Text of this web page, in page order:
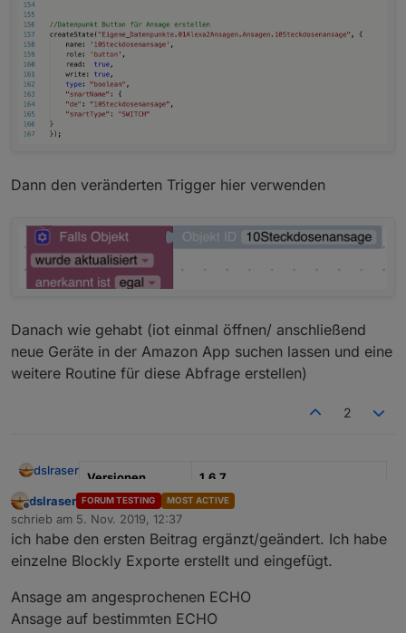
Dann den veränderten Trigger hier verwenden
Danach wie gehabt (iot einmal öffnen/ anschließend
neue Geräte in der Amazon App suchen lassen und eine
weitere Routine für diese Abfrage erstellen)
2
dslraser
Versionen 1.6.7
aktualisiert am 23.12.2020
Typ
Blockly mit JavaScript
Funktionen
verwendete
Adapter
je nach dem was im Blockly
aktiviert ist
Offline
dslraser FORUM TESTING MOST ACTIVE
schrieb am 5. Nov. 2019, 12:37
zuletzt editiert von
ich habe den ersten Beitrag ergänzt/geändert. Ich habe
einzelne Blockly Exporte erstellt und eingefügt.
Ansage am angesprochenen ECHO
Ansage auf bestimmten ECHO